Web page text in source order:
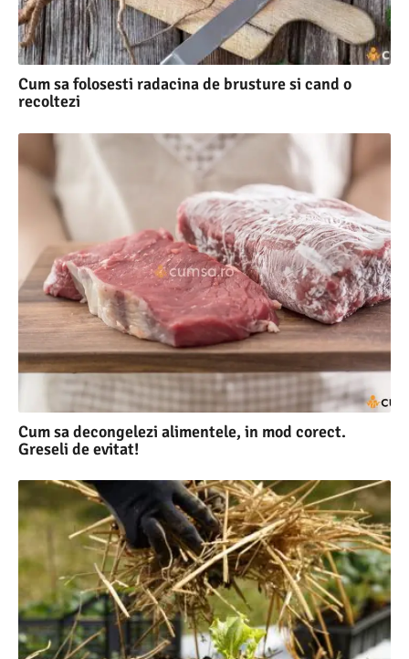
Cum sa folosesti radacina de brusture si cand o
recoltezi
Cum sa decongelezi alimentele, in mod corect.
Greseli de evitat!